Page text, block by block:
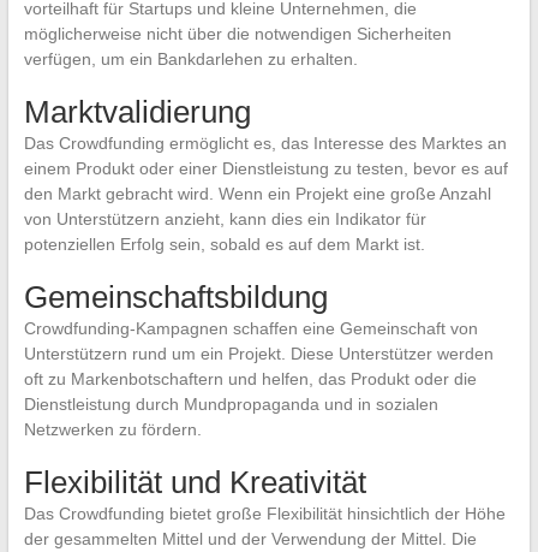
vorteilhaft für Startups und kleine Unternehmen, die
möglicherweise nicht über die notwendigen Sicherheiten
verfügen, um ein Bankdarlehen zu erhalten.
Marktvalidierung
Das Crowdfunding ermöglicht es, das Interesse des Marktes an
einem Produkt oder einer Dienstleistung zu testen, bevor es auf
den Markt gebracht wird. Wenn ein Projekt eine große Anzahl
von Unterstützern anzieht, kann dies ein Indikator für
potenziellen Erfolg sein, sobald es auf dem Markt ist.
Gemeinschaftsbildung
Crowdfunding-Kampagnen schaffen eine Gemeinschaft von
Unterstützern rund um ein Projekt. Diese Unterstützer werden
oft zu Markenbotschaftern und helfen, das Produkt oder die
Dienstleistung durch Mundpropaganda und in sozialen
Netzwerken zu fördern.
Flexibilität und Kreativität
Das Crowdfunding bietet große Flexibilität hinsichtlich der Höhe
der gesammelten Mittel und der Verwendung der Mittel. Die